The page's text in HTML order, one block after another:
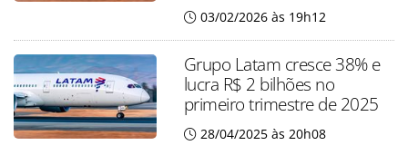
03/02/2026 às 19h12
Grupo Latam cresce 38% e
lucra R$ 2 bilhões no
primeiro trimestre de 2025
28/04/2025 às 20h08